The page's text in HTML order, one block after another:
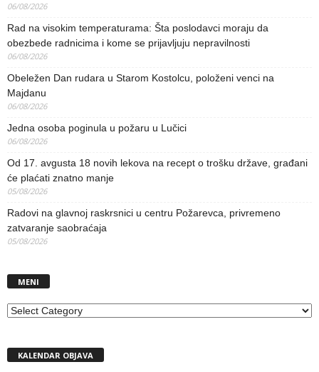
06/08/2026
Rad na visokim temperaturama: Šta poslodavci moraju da
obezbede radnicima i kome se prijavljuju nepravilnosti
06/08/2026
Obeležen Dan rudara u Starom Kostolcu, položeni venci na
Majdanu
06/08/2026
Jedna osoba poginula u požaru u Lučici
06/08/2026
Od 17. avgusta 18 novih lekova na recept o trošku države, građani
će plaćati znatno manje
05/08/2026
Radovi na glavnoj raskrsnici u centru Požarevca, privremeno
zatvaranje saobraćaja
05/08/2026
MENI
MENI
KALENDAR OBJAVA